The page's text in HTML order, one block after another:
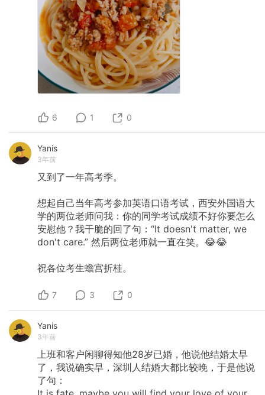
6 1 0
Yanis
3年前
又到了一年高考季。
想起自己当年高考参加英语口语考试，西安外国语大
学的两位老师问我：你的同学考试成绩不好你要怎么
安慰他？我干脆的回了句：“It doesn't matter, we
don't care.” 然后两位老师就一直在笑。😂😂
祝各位考生蟾宫折桂。
7 3 0
Yanis
3年前
上班和客户闲聊得知他28岁已婚，他说他结婚太早
了，我说确实早，深圳人结婚大都比较晚，于是他说
了句：